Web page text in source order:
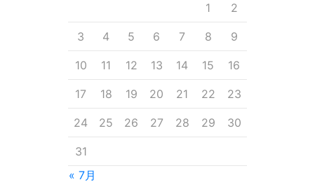
« 7月
1 2
3 4 5 6 7 8 9
10 11 12 13 14 15 16
17 18 19 20 21 22 23
24 25 26 27 28 29 30
31